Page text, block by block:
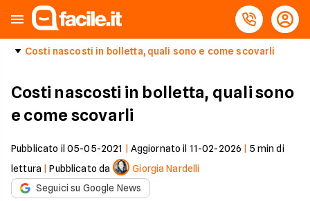
Costi nascosti in bolletta, quali sono e come scovarli
Costi nascosti in bolletta, quali sono
e come scovarli
Pubblicato il 05-05-2021 Aggiornato il 11-02-2026 5 min di
lettura |Pubblicato da
Giorgia Nardelli
Seguici su Google News